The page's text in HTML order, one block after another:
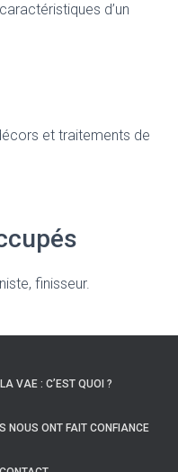
d’un
et traitements de
finisseur.
LA VAE : C’EST QUOI ?
NOUS ONT FAIT CONFIANCE